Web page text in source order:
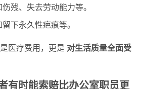
残、失去劳动能力等。
下永久性疤痕等。
医疗费用，更是对生活质量全面受
有时能索赔比办公室职员更